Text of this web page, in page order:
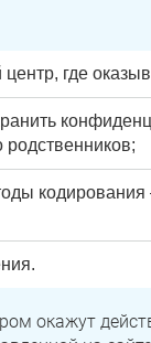
где
родственников;
окажут